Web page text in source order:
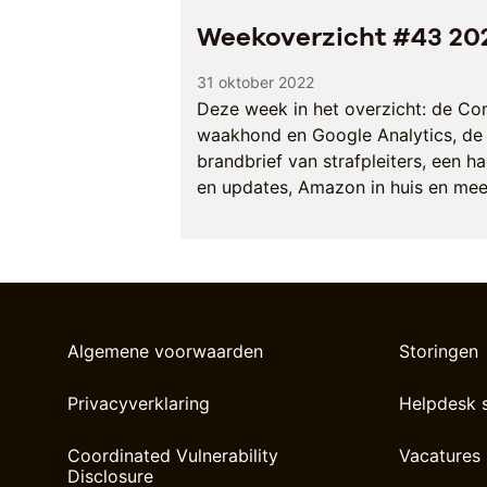
Weekoverzicht #43
31 oktober 2022
Deze week in het overzicht: de
waakhond en Google Analytics,
brandbrief van strafpleiters, een
en updates, Amazon in huis en
Algemene voorwaarden
Privacyverklaring
Coordinated Vulnerability
Disclosure
Storingen
Helpdesk
Vacatures